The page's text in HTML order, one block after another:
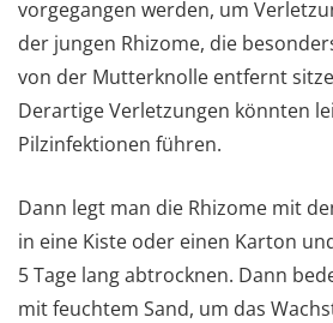
vorgegangen werden, um
der jungen Rhizome, die
von der Mutterknolle entfernt
Derartige Verletzungen könnten
Pilzinfektionen führen.
Dann legt man die Rhizome mit
in eine Kiste oder einen Karton
5 Tage lang abtrocknen. Dann
mit feuchtem Sand, um das